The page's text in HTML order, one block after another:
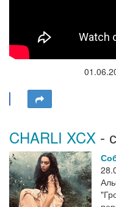
CHARLI XCX -